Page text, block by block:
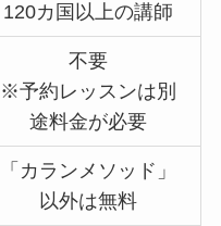
120カ国以上の講師
不要
※予約レッスンは別
途料金が必要
「カランメソッド」
以外は無料